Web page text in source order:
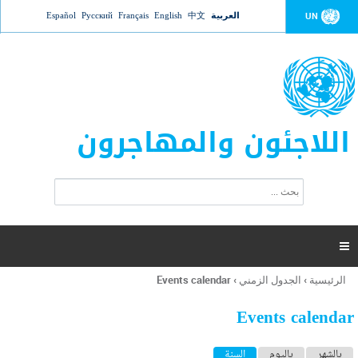
Jump to navigation UN العربية 中文
English
Français
Русский
Español
اللاجئون والمهاجرون
ت
ر
ل
ح
ب

أنت
هنا
الرئيسية › الجدول الزمني ›
Events calendar
Events calendar